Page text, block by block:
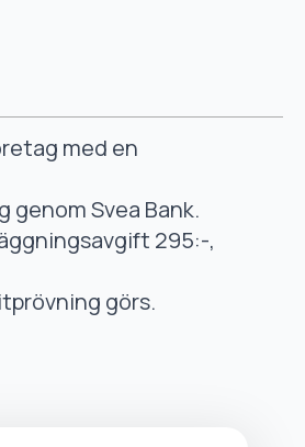
med en
Svea Bank.
295:-,
görs.